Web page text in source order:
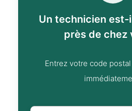
Un technicien est-
près de chez
Entrez votre code